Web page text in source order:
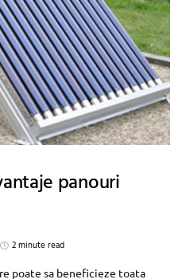
panouri
2 minute read
poate sa beneficieze toata